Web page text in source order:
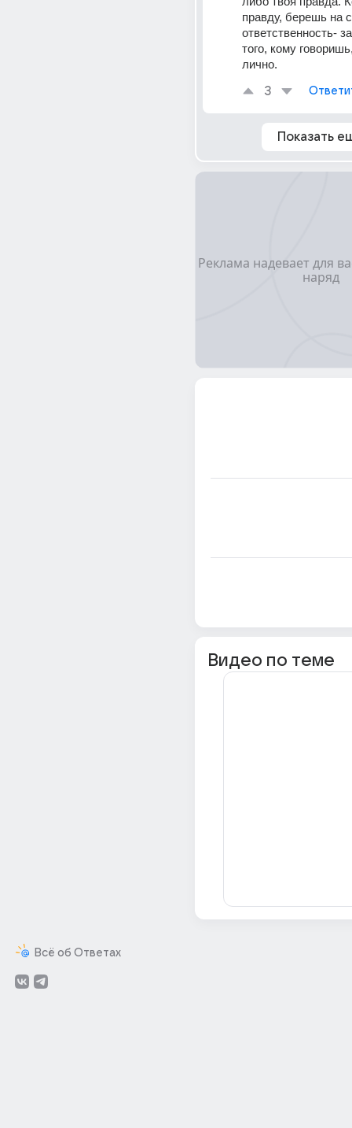
Всё об Ответах
правду, берешь на
ответственность-
того, кому
лично.
3
Показать
Видео по теме